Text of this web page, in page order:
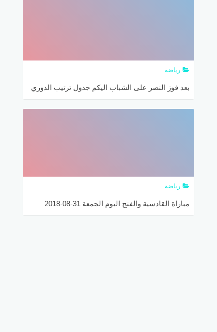
رياضة
بعد فوز النصر على الشباب اليكم جدول ترتيب الدوري
رياضة
مباراة القادسية والفتح اليوم الجمعة 31-08-2018